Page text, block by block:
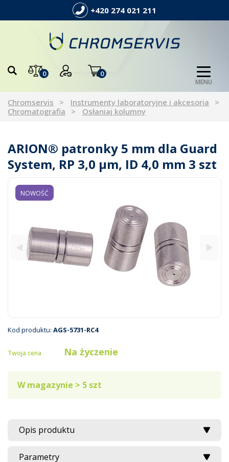
+420 274 021 211
0 0
MENU
Chromservis
Instrumenty laboratoryjne i akcesoria
Chromatografia
Osłaniaj kolumny
ARION® patronky 5 mm dla Guard
System, RP 3,0 µm, ID 4,0 mm 3 szt
NOWOŚĆ
Kod produktu: AGS-5731-RC4
Twoja cena Na życzenie
W magazynie > 5 szt
Opis produktu
Parametry